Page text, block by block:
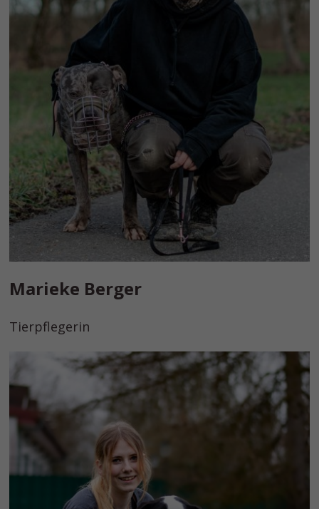
Marieke Berger
Tierpflegerin